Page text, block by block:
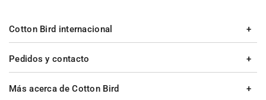
Pedidos y contacto
Más acerca de Cotton Bird
Cotton Bird internacional